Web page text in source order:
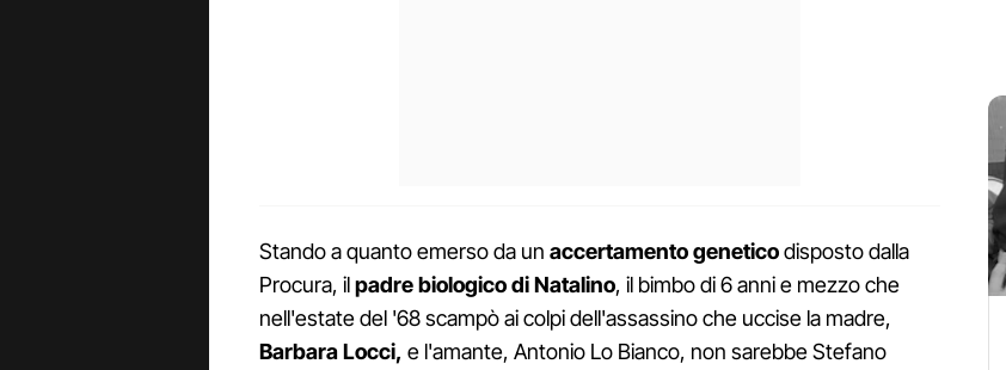
Stando a quanto emerso da un accertamento geneticodisposto dalla
Procura, ilpadre biologico di Natalino, il bimbo di 6 anni e mezzo che
nell'estate del '68 scampò ai colpi dell'assassino che uccise la madre,
Barbara Locci, e l'amante, Antonio Lo Bianco, non sarebbe Stefano